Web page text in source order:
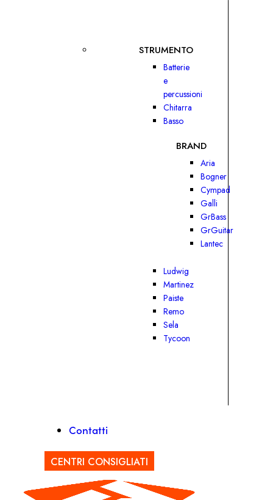
STRUMENTO
Batterie
e
percussioni
Chitarra
Basso
BRAND
Aria
Bogner
Cympad
Galli
GrBass
GrGuitar
Lantec
Ludwig
Martinez
Paiste
Remo
Sela
Tycoon
Contatti
CENTRI CONSIGLIATI